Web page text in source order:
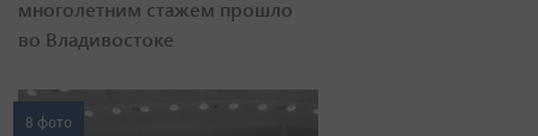
многолетним стажем прошло
во Владивостоке
8 фото